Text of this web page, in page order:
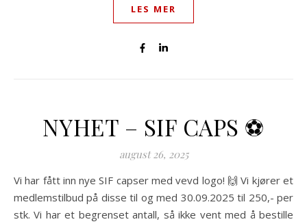
LES MER
NYHET – SIF CAPS ⚽️
august 26, 2025
Vi har fått inn nye SIF capser med vevd logo! 🙌 Vi kjører et
medlemstilbud på disse til og med 30.09.2025 til 250,- per
stk. Vi har et begrenset antall, så ikke vent med å bestille